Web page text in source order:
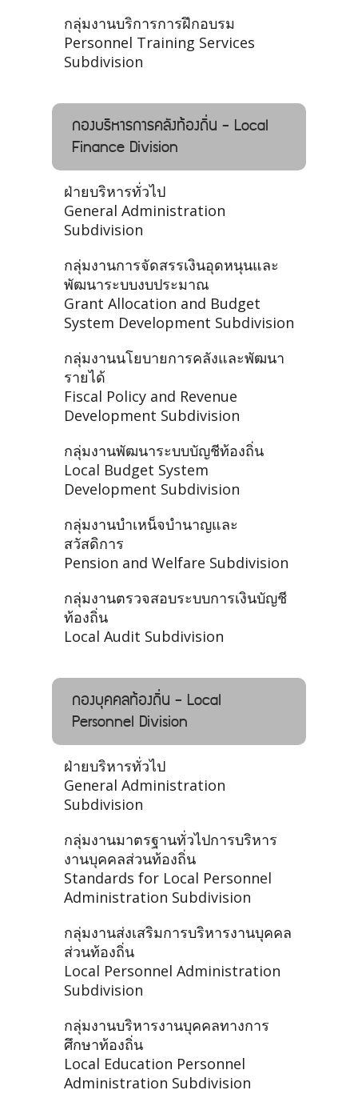
กลุ่มงานบริการการฝึกอบรม
Personnel Training Services
Subdivision
กองบริหารการคลังท้องถิ่น - Local
Finance Division
ฝ่ายบริหารทั่วไป
General Administration
Subdivision
กลุ่มงานการจัดสรรเงินอุดหนุนและ
พัฒนาระบบงบประมาณ
Grant Allocation and Budget
System Development Subdivision
กลุ่มงานนโยบายการคลังและพัฒนา
รายได้
Fiscal Policy and Revenue
Development Subdivision
กลุ่มงานพัฒนาระบบบัญชีท้องถิ่น
Local Budget System
Development Subdivision
กลุ่มงานบำเหน็จบำนาญและ
สวัสดิการ
Pension and Welfare Subdivision
กลุ่มงานตรวจสอบระบบการเงินบัญชี
ท้องถิ่น
Local Audit Subdivision
กองบุคคลท้องถิ่น - Local
Personnel Division
ฝ่ายบริหารทั่วไป
General Administration
Subdivision
กลุ่มงานมาตรฐานทั่วไปการบริหาร
งานบุคคลส่วนท้องถิ่น
Standards for Local Personnel
Administration Subdivision
กลุ่มงานส่งเสริมการบริหารงานบุคคล
ส่วนท้องถิ่น
Local Personnel Administration
Subdivision
กลุ่มงานบริหารงานบุคคลทางการ
ศึกษาท้องถิ่น
Local Education Personnel
Administration Subdivision